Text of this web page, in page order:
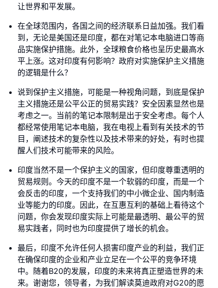
让世界和平发展。
在全球范围内，各国之间的经济联系日益加强。我们看
到，无论是美国还是印度，都在对笔记本电脑进口等商
品实施保护措施。此外，全球粮食价格也呈历史最高水
平上涨。这对印度有何影响？政府对实施保护主义措施
的逻辑是什么？
说到保护主义措施，可能是一种视角问题，到底是保护
主义措施还是公平公正的贸易实践？安全因素显然也是
考虑之一。当前的笔记本限制是出于安全考虑。每个人
都经常使用笔记本电脑，我在电视上看到有关技术的节
目，阐述技术的复杂性以及技术带来的好处，有时也提
醒人们技术可能带来的风险。
印度当然不是一个保护主义的国家，但印度尊重透明的
贸易规则。今天的印度不是一个软弱的印度，而是一个
会反击的印度，一个支持我们的中小微企业、国内制造
业等能力的印度。因此，在互惠互利的基础上看待这个
问题，你会发现印度实际上可能是最透明、最公平的贸
易实践者，同时也为印度提供了增长的机会。
最后，印度不允许任何人损害印度产业的利益，我们正
在确保印度的企业和产业立足在一个公平的竞争环境
中。随着B20的发展，印度的未来将真正塑造世界的未
来。谢谢您，领导者，为我们解读莫迪政府对G20的愿